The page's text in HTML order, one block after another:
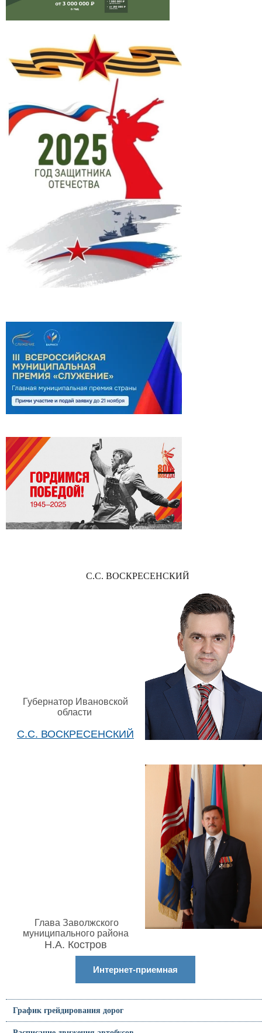
С.С. ВОСКРЕСЕНСКИЙ
Губернатор Ивановской
области
С.С. ВОСКРЕСЕНСКИЙ
Глава Заволжского
муниципального района
Н.А. Костров
Интернет-приемная
График грейдирования дорог